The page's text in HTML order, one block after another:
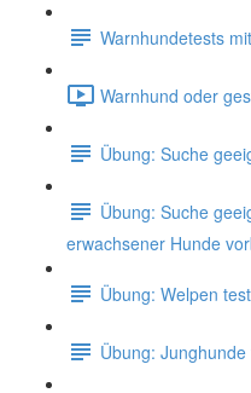
Warnhundetests
Warnhund oder
Übung: Suche
Übung: Suche
erwachsener Hunde
Übung: Welpen
Übung: Junghunde